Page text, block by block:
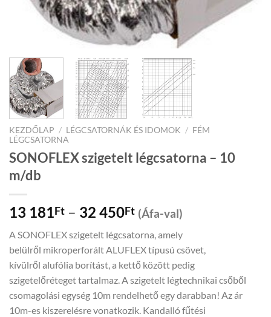
KEZDŐLAP / LÉGCSATORNÁK ÉS IDOMOK / FÉM
LÉGCSATORNA
SONOFLEX szigetelt légcsatorna – 10
m/db
13 181Ft – 32 450FtPrice
13
181Ft
through
32
450Ft
(Áfa-val)
A SONOFLEX szigetelt légcsatorna, amely
belülről mikroperforált ALUFLEX típusú csövet,
kívülről alufólia borítást, a kettő között pedig
szigetelőréteget tartalmaz. A szigetelt légtechnikai csőből
csomagolási egység 10m rendelhető egy darabban! Az ár
10m-es kiszerelésre vonatkozik. Kandalló fűtési